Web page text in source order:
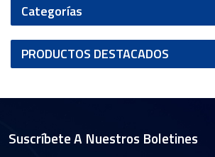
Categorías
PRODUCTOS DESTACADOS
Suscríbete A Nuestros Boletines